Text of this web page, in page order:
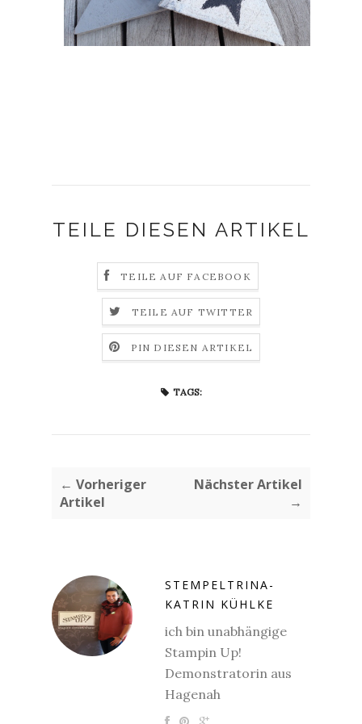
TEILE DIESEN ARTIKEL
TEILE AUF FACEBOOK
TEILE AUF TWITTER
PIN DIESEN ARTIKEL
TAGS:
← Vorheriger
Artikel
Nächster Artikel
→
STEMPELTRINA-
KATRIN KÜHLKE
ich bin unabhängige
Stampin Up!
Demonstratorin aus
Hagenah